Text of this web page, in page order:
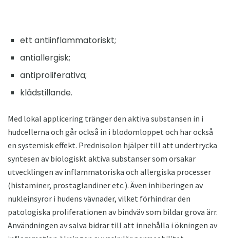
ett antiinflammatoriskt;
antiallergisk;
antiproliferativa;
klådstillande.
Med lokal applicering tränger den aktiva substansen in i
hudcellerna och går också in i blodomloppet och har också
en systemisk effekt. Prednisolon hjälper till att undertrycka
syntesen av biologiskt aktiva substanser som orsakar
utvecklingen av inflammatoriska och allergiska processer
(histaminer, prostaglandiner etc.). Även inhiberingen av
nukleinsyror i hudens vävnader, vilket förhindrar den
patologiska proliferationen av bindväv som bildar grova ärr.
Användningen av salva bidrar till att innehålla i ökningen av